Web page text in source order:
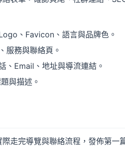
、Favicon、語言與品牌色。
服務與聯絡頁。
、Email、地址與導流連結。
與描述。
走完導覽與聯絡流程，發佈第一